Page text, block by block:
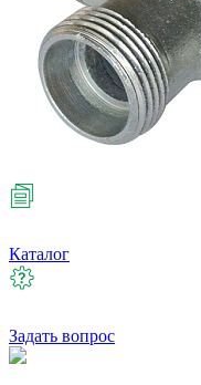
Каталог
Задать вопрос